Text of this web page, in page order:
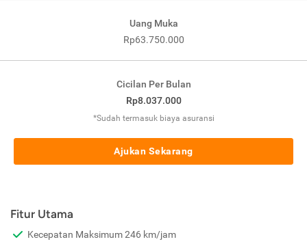
Uang Muka
Rp63.750.000
Cicilan Per Bulan
Rp8.037.000
*Sudah termasuk biaya asuransi
Ajukan Sekarang
Fitur Utama
Kecepatan Maksimum 246 km/jam